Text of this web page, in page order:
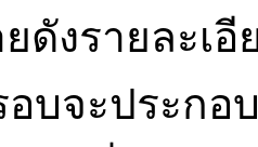
ดังรายละเอี
บจะประกอ